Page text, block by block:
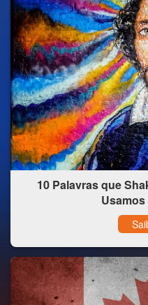
10 Palavras que